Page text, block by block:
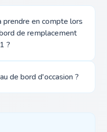
en compte lors
de remplacement
?
de bord d'occasion ?